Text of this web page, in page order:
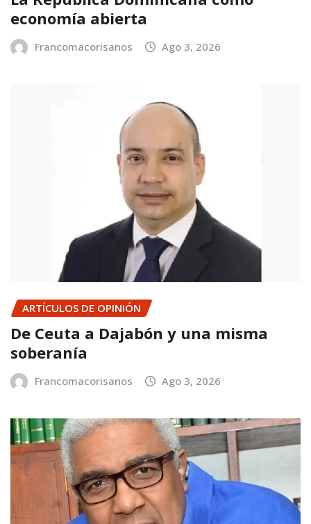
economía abierta
Francomacorisanos Ago 3, 2026
ARTÍCULOS DE OPINIÓN
De Ceuta a Dajabón y una misma
soberanía
Francomacorisanos Ago 3, 2026